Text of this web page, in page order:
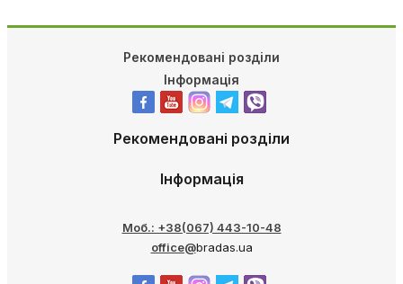
Рекомендовані розділи
Інформація
Рекомендовані розділи
Інформація
Моб.: +38(067) 443-10-48
office@bradas.ua